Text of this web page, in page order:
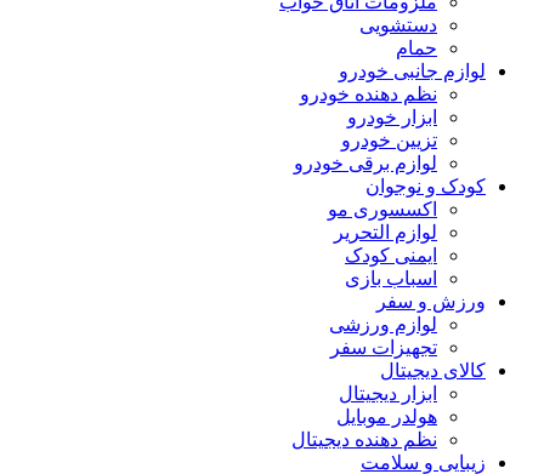
دستشویی
حمام
لوازم جانبی خودرو
نظم دهنده خودرو
ابزار خودرو
تزیین خودرو
لوازم برقی خودرو
کودک و نوجوان
اکسسوری مو
لوازم التحریر
ایمنی کودک
اسباب بازی
ورزش و سفر
لوازم ورزشی
تجهیزات سفر
کالای دیجیتال
ابزار دیجیتال
هولدر موبایل
نظم دهنده دیجیتال
زیبایی و سلامت